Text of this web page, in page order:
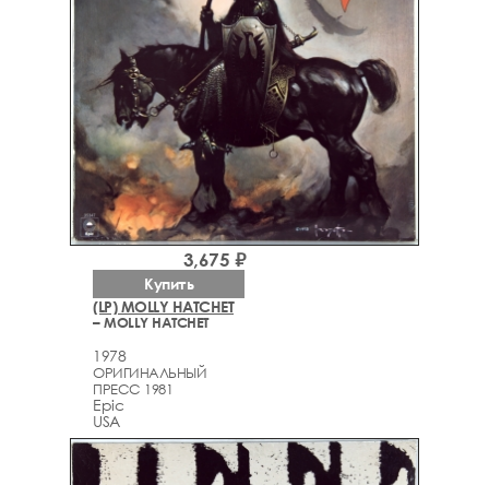
(LP) MOLLY HATCHET
– MOLLY HATCHET
1978
ОРИГИНАЛЬНЫЙ
ПРЕСС 1981
Epic
USA
3,675 ₽
Купить